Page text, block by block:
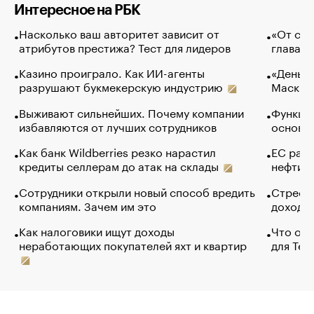
Интересное на РБК
Насколько ваш авторитет зависит от
атрибутов престижа? Тест для лидеров
Казино проиграло. Как ИИ-агенты
разрушают букмекерскую индустрию
Выживают сильнейших. Почему компании
избавляются от лучших сотрудников
Как банк Wildberries резко нарастил
кредиты селлерам до атак на склады
Сотрудники открыли новый способ вредить
компаниям. Зачем им это
Как налоговики ищут доходы
неработающих покупателей яхт и квартир
«От
глава
Маск в
основ
ЕС
нефти
Что
для